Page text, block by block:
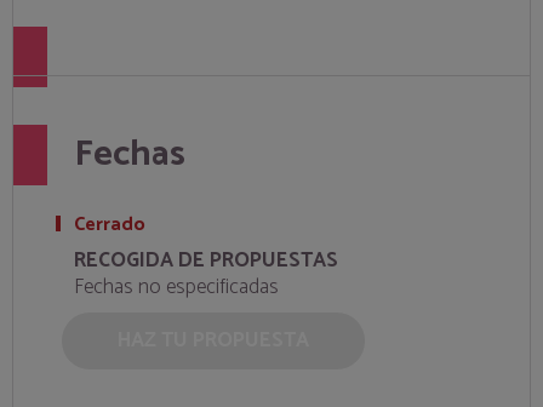
Fechas
Cerrado
RECOGIDA DE PROPUESTAS
Fechas no especificadas